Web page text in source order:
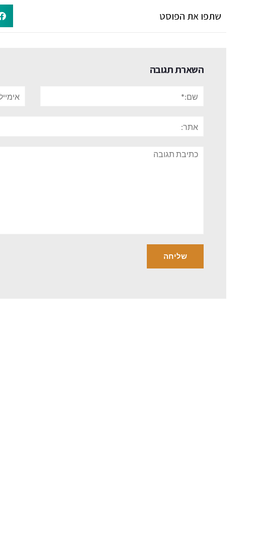
שתפו את הפוסט
השארת תגובה
תגובה